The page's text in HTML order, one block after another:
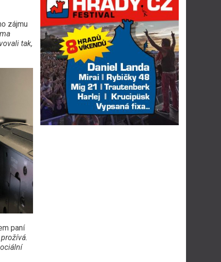
zájmu
tak,
paní